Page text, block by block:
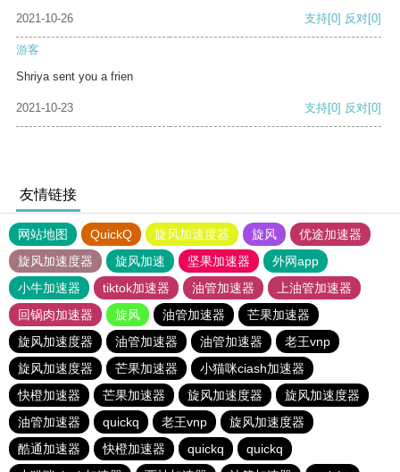
2021-10-26 支持[0] 反对[0]
游客
Shriya sent you a frien
2021-10-23 支持[0] 反对[0]
友情链接
网站地图 QuickQ 旋风加速度器 旋风
优途加速器
旋风加速度器
旋风加速 坚果加速器
外网app
小牛加速器
tiktok加速器 油管加速器
上油管加速器
回锅肉加速器
旋风 油管加速器
芒果加速器
旋风加速度器
油管加速器 油管加速器
老王vnp
旋风加速度器
芒果加速器
小猫咪ciash加速器
快橙加速器
芒果加速器 旋风加速度器
旋风加速度器
油管加速器
quickq 老王vnp
旋风加速度器
酷通加速器
快橙加速器 quickq
quickq